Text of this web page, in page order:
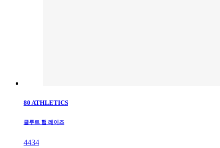
80 ATHLETICS
글루트 햄 레이즈
4434